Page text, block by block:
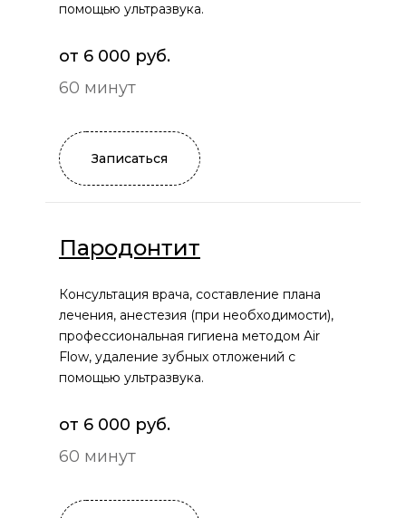
помощью ультразвука.
от 6 000 руб.
60 минут
Записаться
Пародонтит
Консультация врача, составление плана
лечения, анестезия (при необходимости),
профессиональная гигиена методом Air
Flow, удаление зубных отложений с
помощью ультразвука.
от 6 000 руб.
60 минут